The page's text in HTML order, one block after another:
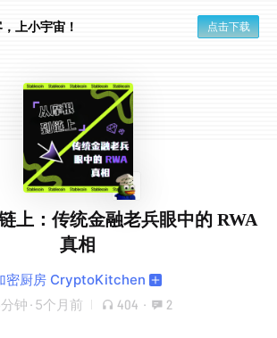
上小宇宙！ 点击下载
上：传统金融老兵眼中的 RWA
真相
密厨房 CryptoKitchen
钟 · 5个月前 404 · 2